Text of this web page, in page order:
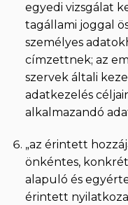
egyedi vizsgálat
tagállami joggal
személyes
címzettnek; az
szervek általi
adatkezelés
alkalmazandó
„az érintett
önkéntes,
alapuló és
érintett